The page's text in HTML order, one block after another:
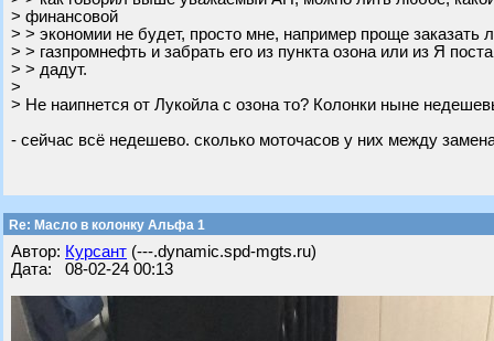
> финансовой
> > экономии не будет, просто мне, например проще заказать
> > газпромнефть и забрать его из пункта озона или из Я
> > дадут.
>
> Не наипнется от Лукойла с озона то? Колонки ныне
- сейчас всё недешево. сколько моточасов у них между
Re: Масло в колонку Альфа 1
Автор: Курсант (---.dynamic.spd-mgts.ru)
Дата: 08-02-24 00:13